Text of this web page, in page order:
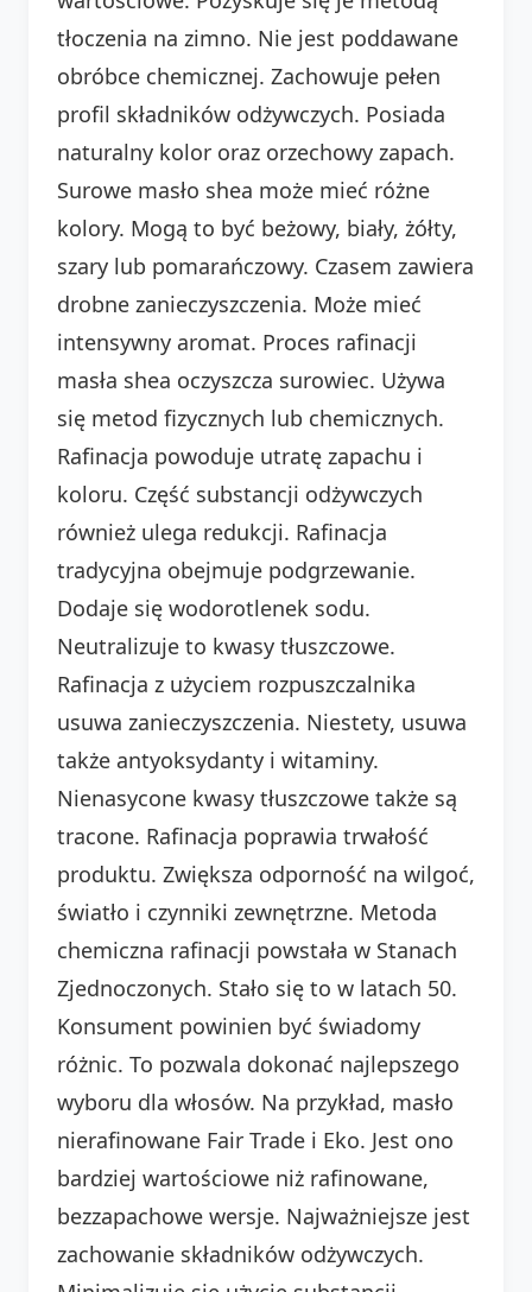
tłoczenia na zimno. Nie jest poddawane
obróbce chemicznej. Zachowuje pełen
profil składników odżywczych. Posiada
naturalny kolor oraz orzechowy zapach.
Surowe masło shea może mieć różne
kolory. Mogą to być beżowy, biały, żółty,
szary lub pomarańczowy. Czasem zawiera
drobne zanieczyszczenia. Może mieć
intensywny aromat. Proces rafinacji
masła shea oczyszcza surowiec. Używa
się metod fizycznych lub chemicznych.
Rafinacja powoduje utratę zapachu i
koloru. Część substancji odżywczych
również ulega redukcji. Rafinacja
tradycyjna obejmuje podgrzewanie.
Dodaje się wodorotlenek sodu.
Neutralizuje to kwasy tłuszczowe.
Rafinacja z użyciem rozpuszczalnika
usuwa zanieczyszczenia. Niestety, usuwa
także antyoksydanty i witaminy.
Nienasycone kwasy tłuszczowe także są
tracone. Rafinacja poprawia trwałość
produktu. Zwiększa odporność na wilgoć,
światło i czynniki zewnętrzne. Metoda
chemiczna rafinacji powstała w Stanach
Zjednoczonych. Stało się to w latach 50.
Konsument powinien być świadomy
różnic. To pozwala dokonać najlepszego
wyboru dla włosów. Na przykład, masło
nierafinowane Fair Trade i Eko. Jest ono
bardziej wartościowe niż rafinowane,
bezzapachowe wersje. Najważniejsze jest
zachowanie składników odżywczych.